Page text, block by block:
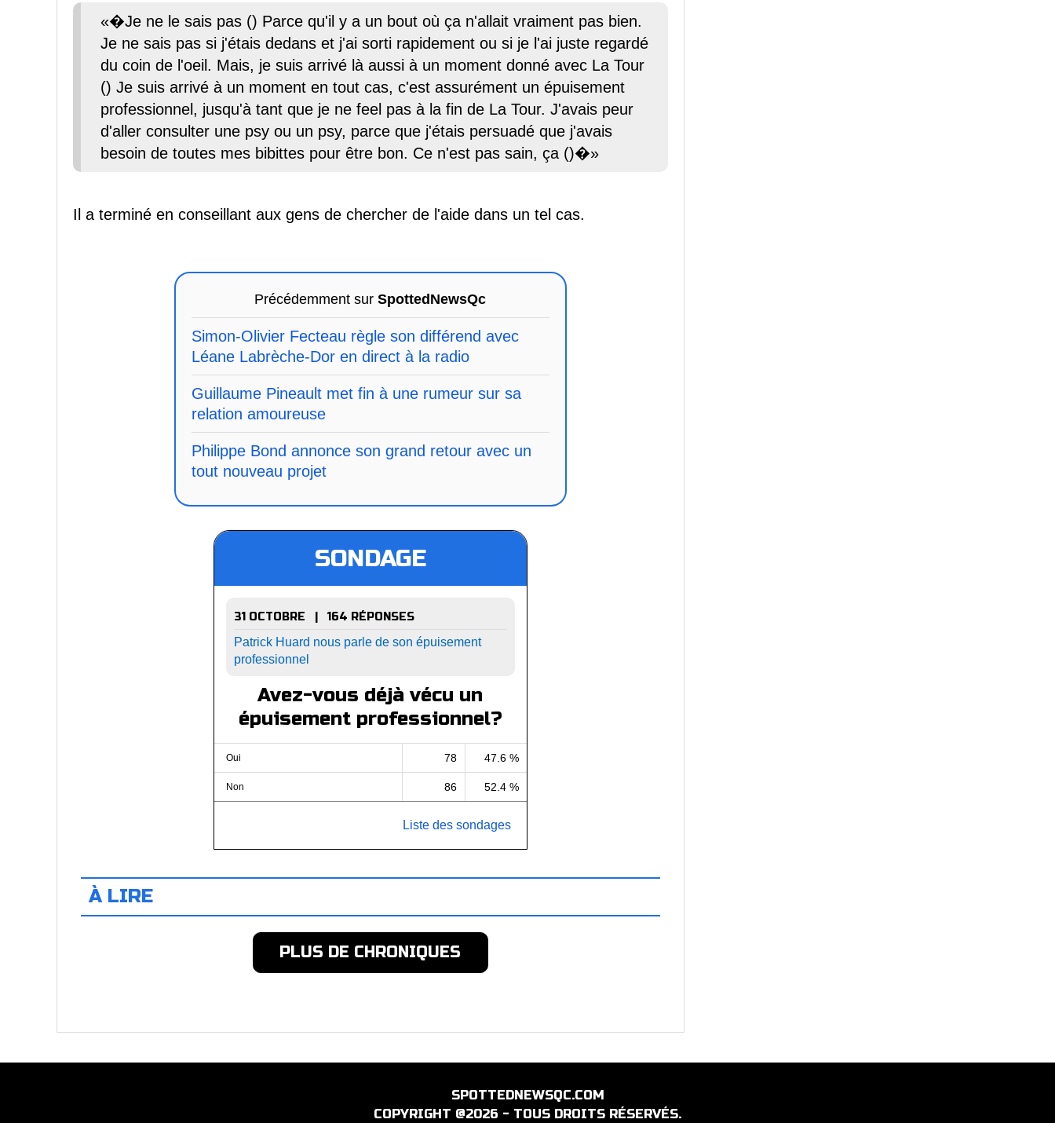
«�Je ne le sais pas () Parce qu'il y a un bout où ça n'allait vraiment pas bien.
Je ne sais pas si j'étais dedans et j'ai sorti rapidement ou si je l'ai juste regardé
du coin de l'oeil. Mais, je suis arrivé là aussi à un moment donné avec La Tour
() Je suis arrivé à un moment en tout cas, c'est assurément un épuisement
professionnel, jusqu'à tant que je ne feel pas à la fin de La Tour. J'avais peur
d'aller consulter une psy ou un psy, parce que j'étais persuadé que j'avais
besoin de toutes mes bibittes pour être bon. Ce n'est pas sain, ça ()�»
Il a terminé en conseillant aux gens de chercher de l'aide dans un tel cas.
Précédemment surSpottedNewsQc
Simon-Olivier Fecteau règle son différend avec
Léane Labrèche-Dor en direct à la radio
Guillaume Pineault met fin à une rumeur sur sa
relation amoureuse
Philippe Bond annonce son grand retour avec un
tout nouveau projet
SONDAGE
31 OCTOBRE | 164 RÉPONSES
Patrick Huard nous parle de son épuisement
professionnel
Avez-vous déjà vécu un
épuisement professionnel?
Oui 78 47.6 %
Non 86 52.4 %
Liste des sondages
À LIRE
PLUS DE CHRONIQUES
SPOTTEDNEWSQC.COM
COPYRIGHT @2026 - TOUS DROITS RÉSERVÉS.